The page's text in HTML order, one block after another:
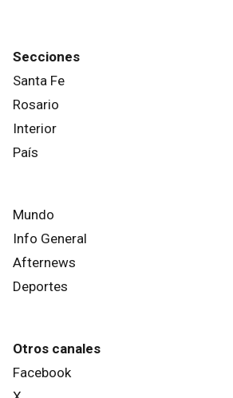
Secciones
Santa Fe
Rosario
Interior
País
Mundo
Info General
Afternews
Deportes
Otros canales
Facebook